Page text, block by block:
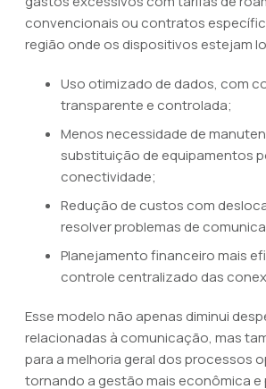
convencionais ou contratos
região onde os dispositivos estejam
Uso otimizado de dados, com
transparente e controlada;
Menos necessidade de
substituição de equipamentos
conectividade;
Redução de custos com
resolver problemas de
Planejamento financeiro mais
controle centralizado das
Esse modelo não apenas diminui
relacionadas à comunicação, mas
para a melhoria geral dos processos
tornando a gestão mais econômica e